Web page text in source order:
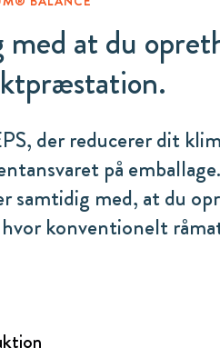
at du
der reducerer dit
på
med, at du
konventionelt